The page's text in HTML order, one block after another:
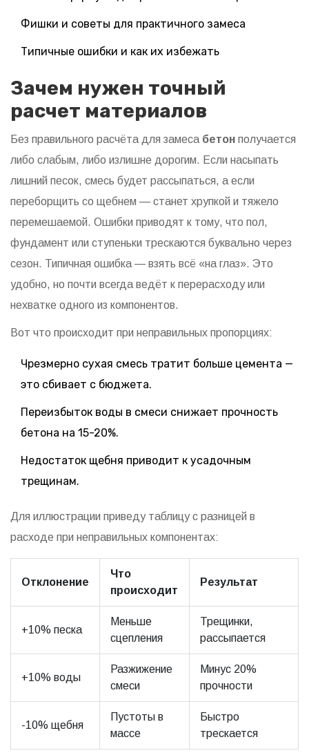
Фишки и советы для практичного замеса
Типичные ошибки и как их избежать
Зачем нужен точный
расчет материалов
Без правильного расчёта для замеса бетон получается
либо слабым, либо излишне дорогим. Если насыпать
лишний песок, смесь будет рассыпаться, а если
переборщить со щебнем — станет хрупкой и тяжело
перемешаемой. Ошибки приводят к тому, что пол,
фундамент или ступеньки трескаются буквально через
сезон. Типичная ошибка — взять всё «на глаз». Это
удобно, но почти всегда ведёт к перерасходу или
нехватке одного из компонентов.
Вот что происходит при неправильных пропорциях:
Чрезмерно сухая смесь тратит больше цемента —
это сбивает с бюджета.
Переизбыток воды в смеси снижает прочность
бетона на 15-20%.
Недостаток щебня приводит к усадочным
трещинам.
Для иллюстрации приведу таблицу с разницей в
расходе при неправильных компонентах:
Отклонение
Что
происходит
Результат
+10% песка
Меньше
сцепления
Трещинки,
рассыпается
+10% воды
Разжижение
смеси
Минус 20%
прочности
-10% щебня
Пустоты в
массе
Быстро
трескается